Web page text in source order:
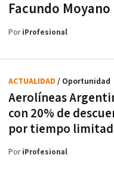
Facundo Moyano
PoriProfesional
Aerolíneas
con 20% de
por tiempo
ACTUALIDAD / Oportunidad
PoriProfesional